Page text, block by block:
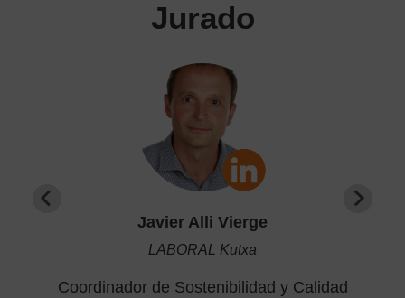
Jurado
Javier Alli Vierge
LABORAL Kutxa
Coordinador de Sostenibilidad y Calidad